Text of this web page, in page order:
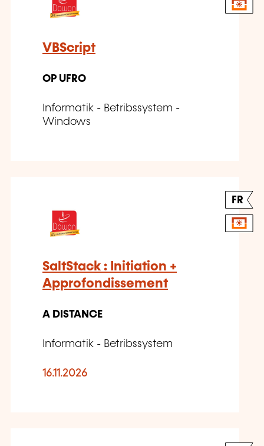
VBScript
OP UFRO
Informatik - Betribssystem -
Windows
FR
SaltStack : Initiation +
Approfondissement
A DISTANCE
Informatik - Betribssystem
16.11.2026